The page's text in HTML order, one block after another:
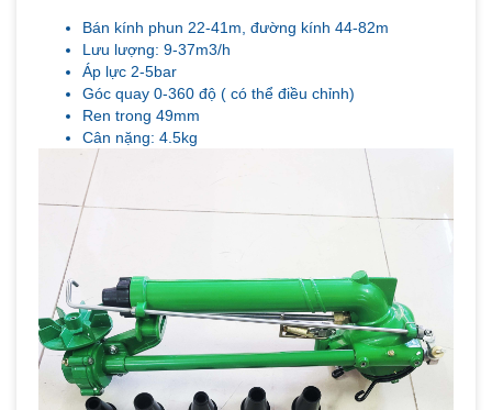
Bán kính phun 22-41m, đường kính 44-82m
Lưu lượng: 9-37m3/h
Áp lực 2-5bar
Góc quay 0-360 độ ( có thể điều chỉnh)
Ren trong 49mm
Cân nặng: 4.5kg